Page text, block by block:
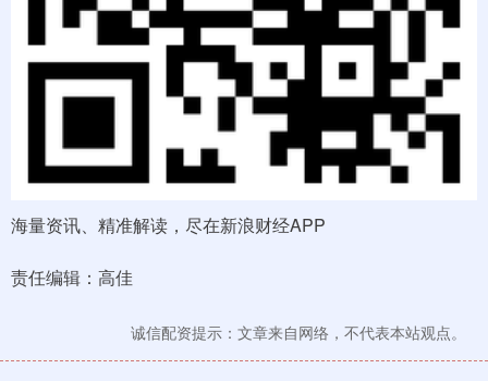
海量资讯、精准解读，尽在新浪财经APP
责任编辑：高佳
诚信配资提示：文章来自网络，不代表本站观点。